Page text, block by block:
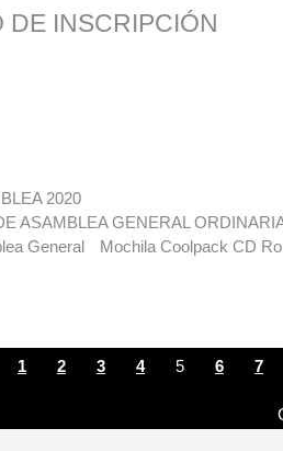
DE INSCRIPCIÓN
2020
ASAMBLEA GENERAL
General
Mochila Coolpack CD
1 2 3 4 5 6
7